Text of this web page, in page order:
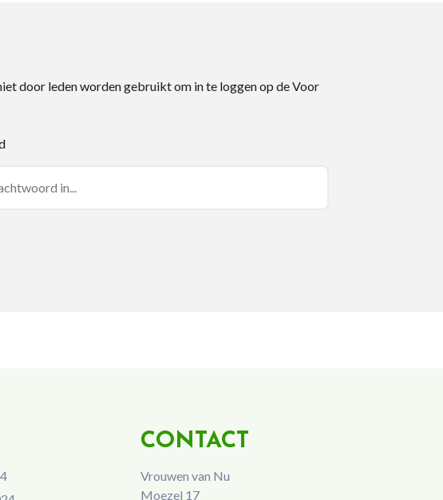
door leden worden gebruikt om in te loggen op de Voor
CONTACT
Vrouwen van Nu
Moezel 17